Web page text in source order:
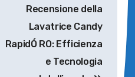
Recensione della
Lavatrice Candy
RapidÓ RO: Efficienza
e Tecnologia